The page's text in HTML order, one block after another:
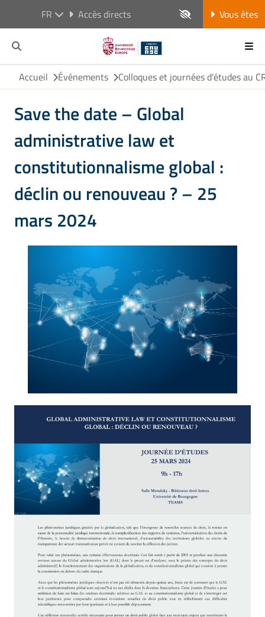
FR Accès directs Vous êtes
Accueil Événements Colloques et journées d'études au
Save the date – Global
administrative law et
constitutionnalisme global :
déclin ou renouveau ? – 25
mars 2024